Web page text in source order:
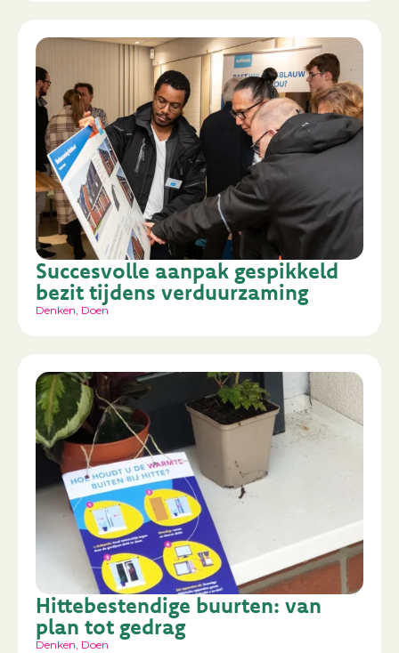
Succesvolle aanpak gespikkeld
bezit tijdens verduurzaming
Denken, Doen
Hittebestendige buurten: van
plan tot gedrag
Denken, Doen